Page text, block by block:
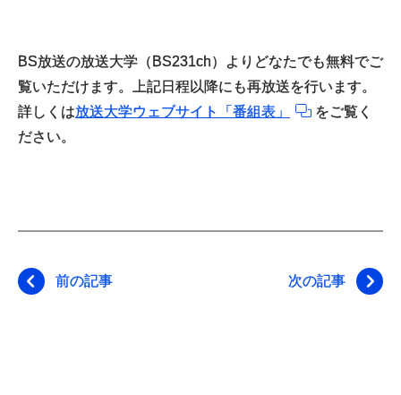
BS放送の放送大学（BS231ch）よりどなたでも無料でご
覧いただけます。上記日程以降にも再放送を行います。
詳しくは放送大学ウェブサイト「番組表」
をご覧く
ださい。
前の記事 次の記事